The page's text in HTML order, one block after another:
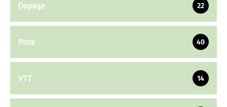
Dopage 22
Piste 40
VTT 14